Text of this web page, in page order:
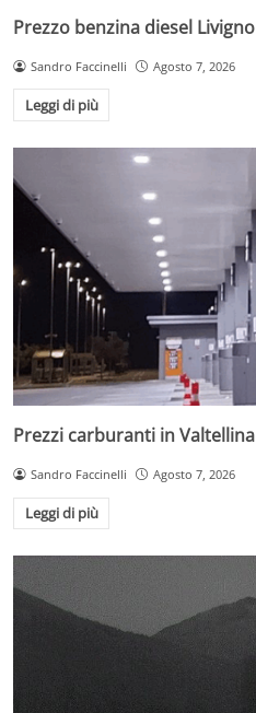
Prezzo benzina diesel Livigno
Sandro Faccinelli Agosto 7, 2026
Leggi di più
Prezzi carburanti in Valtellina
Sandro Faccinelli Agosto 7, 2026
Leggi di più